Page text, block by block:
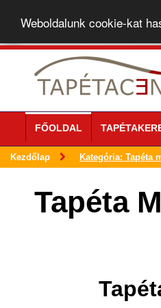
Weboldalunk cookie-kat
FŐOLDAL
Kezdőlap Kategória: Tapéta
Tapéta